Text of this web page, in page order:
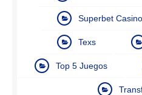
Superbet Casino
Texs
Top 5 Juegos